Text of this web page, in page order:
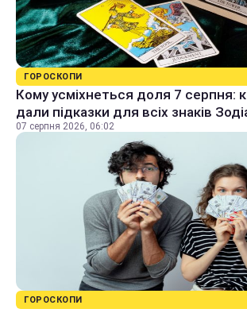
ГОРОСКОПИ
Кому усміхнеться доля 7 серпня:
дали підказки для всіх знаків
07 серпня 2026, 06:02
ГОРОСКОПИ